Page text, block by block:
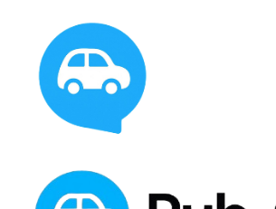
contenu